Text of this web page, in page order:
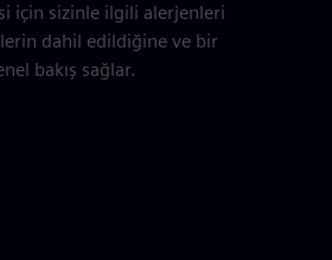
için sizinle ilgili alerjenleri
dahil edildiğine ve bir
bakış sağlar.